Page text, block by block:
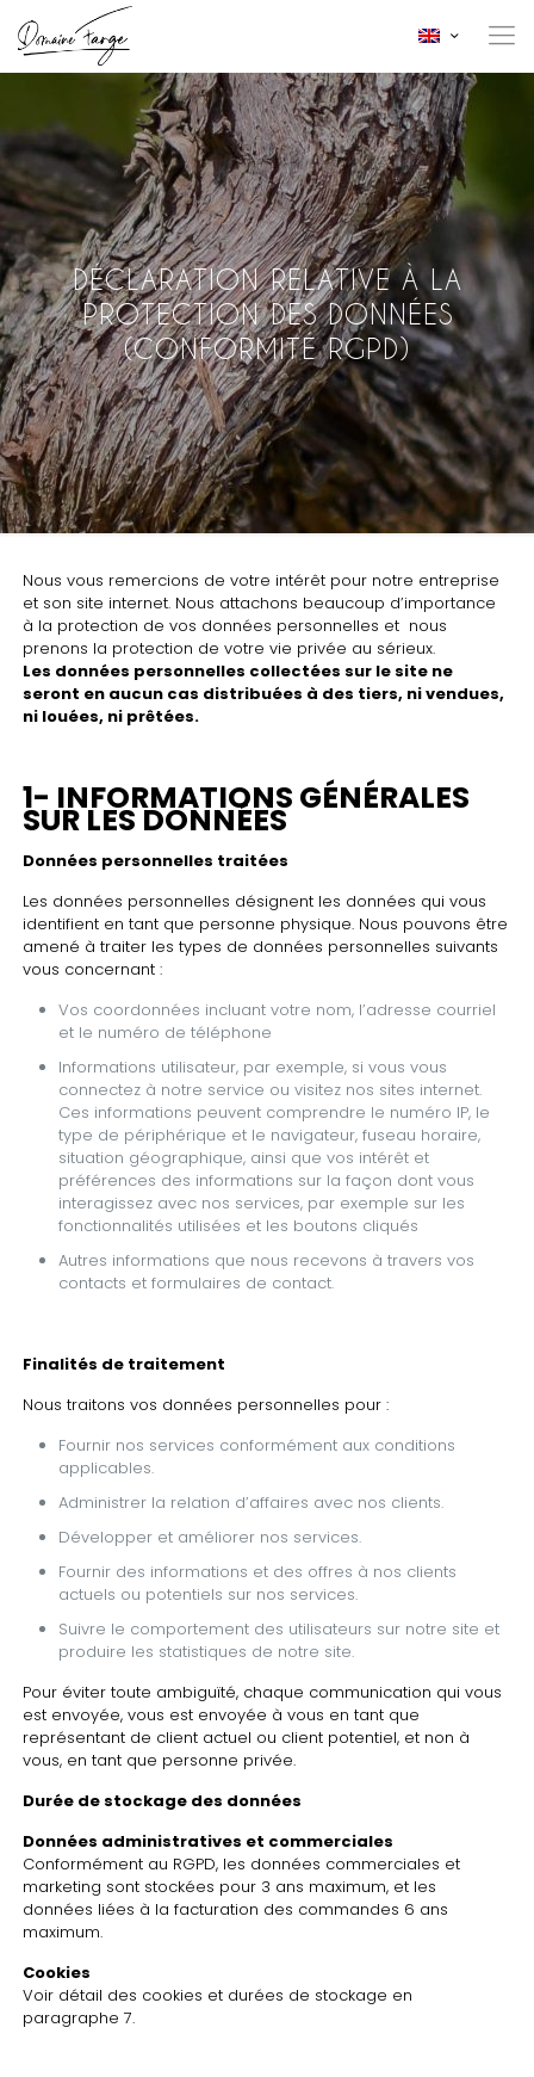
DÉCLARATION RELATIVE À LA
PROTECTION DES DONNÉES
(CONFORMITÉ RGPD)
Nous vous remercions de votre intérêt pour notre entreprise
et son site internet. Nous attachons beaucoup d’importance
à la protection de vos données personnelles et nous
prenons la protection de votre vie privée au sérieux.
Les données personnelles collectées sur le site ne
seront en aucun cas distribuées à des tiers, ni vendues,
ni louées, ni prêtées.
1- INFORMATIONS GÉNÉRALES
SUR LES DONNÉES
Données personnelles traitées
Les données personnelles désignent les données qui vous
identifient en tant que personne physique. Nous pouvons être
amené à traiter les types de données personnelles suivants
vous concernant :
Vos coordonnées incluant votre nom, l’adresse courriel
et le numéro de téléphone
Informations utilisateur, par exemple, si vous vous
connectez à notre service ou visitez nos sites internet.
Ces informations peuvent comprendre le numéro IP, le
type de périphérique et le navigateur, fuseau horaire,
situation géographique, ainsi que vos intérêt et
préférences des informations sur la façon dont vous
interagissez avec nos services, par exemple sur les
fonctionnalités utilisées et les boutons cliqués
Autres informations que nous recevons à travers vos
contacts et formulaires de contact.
Finalités de traitement
Nous traitons vos données personnelles pour :
Fournir nos services conformément aux conditions
applicables.
Administrer la relation d’affaires avec nos clients.
Développer et améliorer nos services.
Fournir des informations et des offres à nos clients
actuels ou potentiels sur nos services.
Suivre le comportement des utilisateurs sur notre site et
produire les statistiques de notre site.
Pour éviter toute ambiguïté, chaque communication qui vous
est envoyée, vous est envoyée à vous en tant que
représentant de client actuel ou client potentiel, et non à
vous, en tant que personne privée.
Durée de stockage des données
Données administratives et commerciales
Conformément au RGPD, les données commerciales et
marketing sont stockées pour 3 ans maximum, et les
données liées à la facturation des commandes 6 ans
maximum.
Cookies
Voir détail des cookies et durées de stockage en
paragraphe 7.